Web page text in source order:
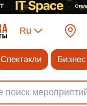
Ru
Спектакли Бизнес